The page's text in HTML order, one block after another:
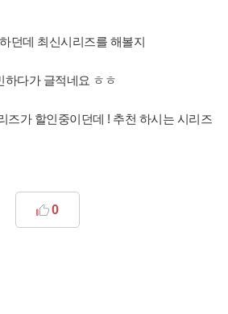
던데 최신시리즈를 해볼지
하다가 글적네요 ㅎㅎ
즈가 할인중이던데 ! 추천 하시는 시리즈
0